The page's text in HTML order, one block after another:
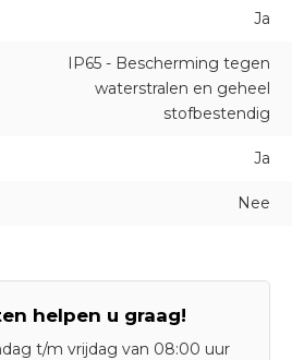
Ja
IP65 - Bescherming tegen
waterstralen en geheel
stofbestendig
Ja
Nee
helpen u graag!
t/m vrijdag van 08:00 uur